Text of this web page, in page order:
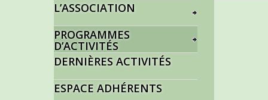
L’ASSOCIATION
PROGRAMMES
D’ACTIVITÉS
DERNIÈRES ACTIVITÉS
ESPACE ADHÉRENTS